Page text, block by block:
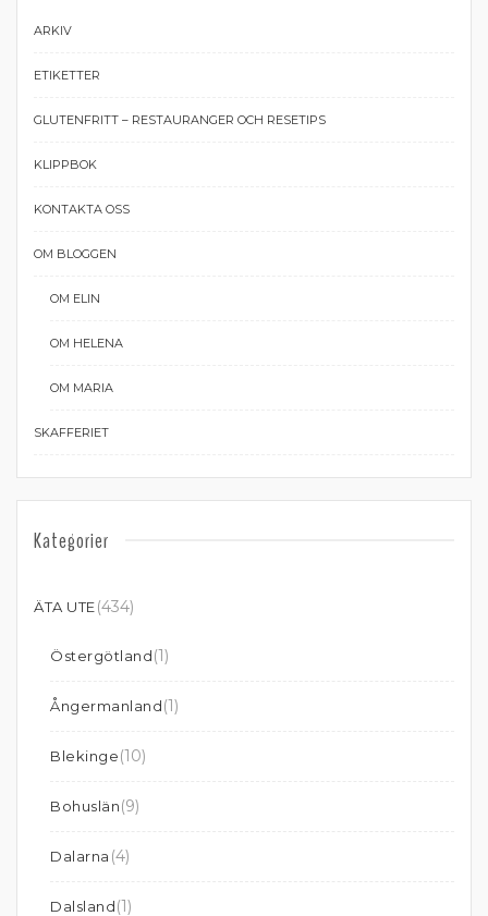
ARKIV
ETIKETTER
GLUTENFRITT – RESTAURANGER OCH RESETIPS
KLIPPBOK
KONTAKTA OSS
OM BLOGGEN
OM ELIN
OM HELENA
OM MARIA
SKAFFERIET
Kategorier
ÄTA UTE(434)
Östergötland(1)
Ångermanland(1)
Blekinge(10)
Bohuslän(9)
Dalarna (4)
Dalsland(1)